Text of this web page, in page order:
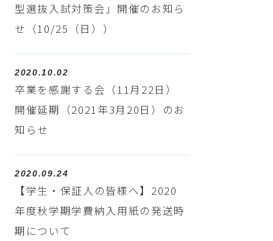
型選抜入試対策会」開催のお知ら
せ（10/25（日））
2020.10.02
卒業を感謝する会（11月22日）
開催延期（2021年3月20日）のお
知らせ
2020.09.24
【学生・保証人の皆様へ】2020
年度秋学期学費納入用紙の発送時
期について